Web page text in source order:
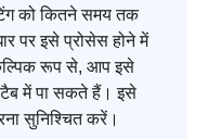
को कितने समय तक
पर इसे प्रोसेस होने में
रूप से, आप इसे
टैब में पा सकते हैं। इसे
सुनिश्चित करें।